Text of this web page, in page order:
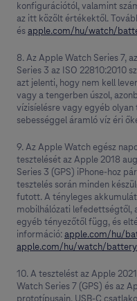
konfigurációtól, valamint
az itt közölt értékektől.
és apple.com/hu/watch/
8. Az Apple Watch Series 7,
Series 3 az ISO 22810:2010
azt jelenti, hogy nem kell
vagy a tengerben úszol,
vízisíelésre vagy egyéb
sebességgel áramló víz éri
9. Az Apple Watch egész
tesztelését az Apple 2018
Series 3 (GPS) iPhone-hoz
tesztelés során minden
futott. A tényleges
mobilhálózati lefedettségtől,
egyéb tényezőtől függ, és
információ: apple.com/hu/
apple.com/hu/watch/
10. A tesztelést az Apple
Watch Series 7 (GPS) és az